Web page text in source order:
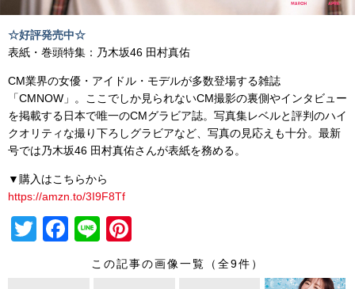
☆好評発売中☆
表紙・巻頭特集：乃木坂46 田村真佑
CM業界の女優・アイドル・モデルが多数登場する雑誌
「CMNOW」。ここでしか見られないCM撮影の裏側やインタビュー
を掲載する日本で唯一のCMグラビア誌。写真集レベルと評判のハイ
クオリティな撮り下ろしグラビアなど、写真の見応えも十分。最新
号では乃木坂46 田村真佑さんが表紙を務める。
▼購入はこちらから
https://amzn.to/3I9F8Tf
T
F
Li
n
nt
この記事の画像一覧（全9件）